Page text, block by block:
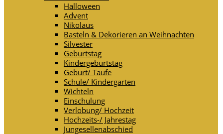
Halloween
Advent
Nikolaus
Basteln & Dekorieren an Weihnachten
Silvester
Geburtstag
Kindergeburtstag
Geburt/ Taufe
Schule/ Kindergarten
Wichteln
Einschulung
Verlobung/ Hochzeit
Hochzeits-/ Jahrestag
Jungesellenabschied